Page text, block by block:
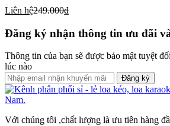
Liên hệ249.000₫
Đăng ký nhận thông tin ưu đãi
Thông tin của bạn sẽ được bảo mật tuyệt
lúc nào
Đăng ký
Với chúng tôi ,chất lượng là ưu tiên hàng